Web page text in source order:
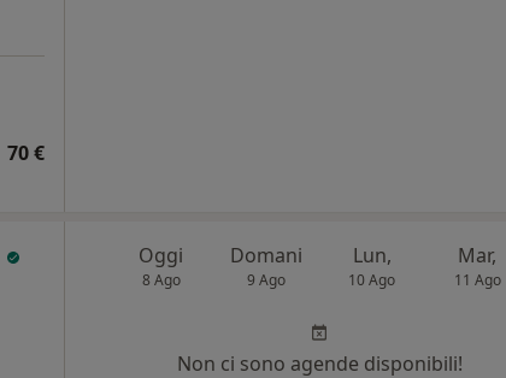
70 €
Oggi
8 Ago
Domani
9 Ago
Lun,
10 Ago
Mar,
11 Ago
Non ci sono agende disponibili!